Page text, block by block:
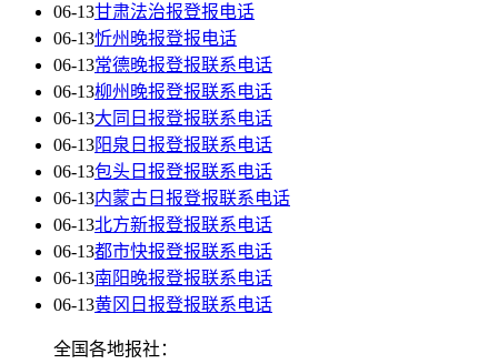
06-13甘肃法治报登报电话
06-13忻州晚报登报电话
06-13常德晚报登报联系电话
06-13柳州晚报登报联系电话
06-13大同日报登报联系电话
06-13阳泉日报登报联系电话
06-13包头日报登报联系电话
06-13内蒙古日报登报联系电话
06-13北方新报登报联系电话
06-13都市快报登报联系电话
06-13南阳晚报登报联系电话
06-13黄冈日报登报联系电话
全国各地报社：